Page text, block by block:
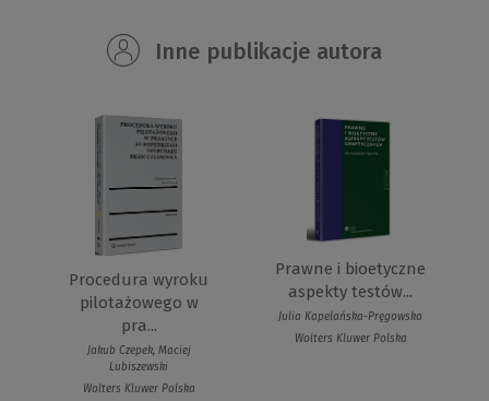
Inne publikacje autora
Procedura wyroku
pilotażowego w
pra...
Jakub Czepek, Maciej
Lubiszewski
Wolters Kluwer Polska
Prawne i bioetyczne
aspekty testów...
Julia Kapelańska-Pręgowska
Wolters Kluwer Polska